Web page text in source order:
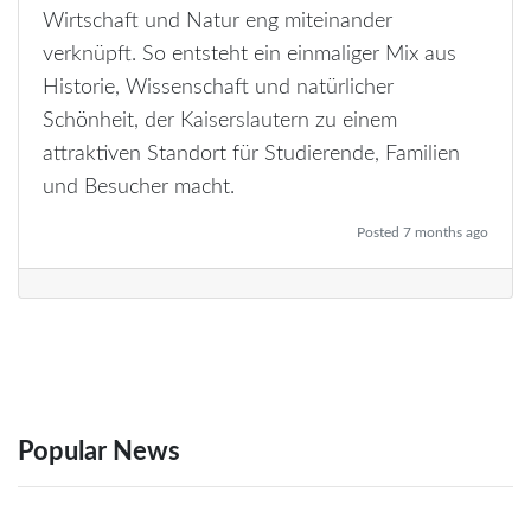
Wirtschaft und Natur eng miteinander
verknüpft. So entsteht ein einmaliger Mix aus
Historie, Wissenschaft und natürlicher
Schönheit, der Kaiserslautern zu einem
attraktiven Standort für Studierende, Familien
und Besucher macht.
Posted 7 months ago
Popular News